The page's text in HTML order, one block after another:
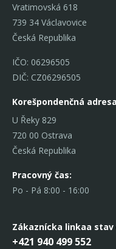
Vratimovská 618
739 34 Václavovice
Česká Republika
IČO: 06296505
DIČ: CZ06296505
Korešpondenčná
U Řeky 829
720 00 Ostrava
Česká Republika
Pracovný čas:
Po - Pá 8:00 - 16:00
Zákaznícka linkaa stav
+421 940 499 552